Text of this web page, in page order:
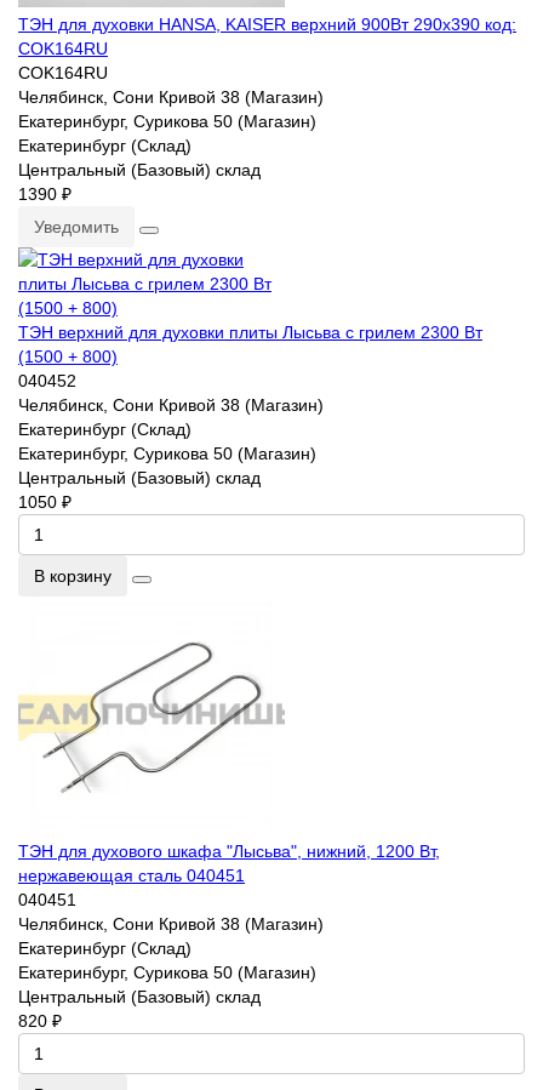
ТЭН для духовки HANSA, KAISER верхний 900Вт 290х390 код:
COK164RU
COK164RU
Челябинск, Сони Кривой 38 (Магазин)
Екатеринбург, Сурикова 50 (Магазин)
Екатеринбург (Склад)
Центральный (Базовый) склад
1390 ₽
Уведомить
ТЭН верхний для духовки плиты Лысьва с грилем 2300 Вт
(1500 + 800)
040452
Челябинск, Сони Кривой 38 (Магазин)
Екатеринбург (Склад)
Екатеринбург, Сурикова 50 (Магазин)
Центральный (Базовый) склад
1050 ₽
В корзину
ТЭН для духового шкафа "Лысьва", нижний, 1200 Вт,
нержавеющая сталь 040451
040451
Челябинск, Сони Кривой 38 (Магазин)
Екатеринбург (Склад)
Екатеринбург, Сурикова 50 (Магазин)
Центральный (Базовый) склад
820 ₽